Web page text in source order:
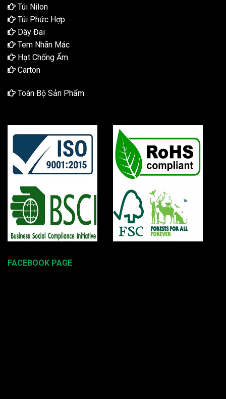
Túi Nilon
Túi Phức Hợp
Dây Đai
Tem Nhãn Mác
Hạt Chống Ẩm
Carton
Toàn Bộ Sản Phẩm
FACEBOOK PAGE